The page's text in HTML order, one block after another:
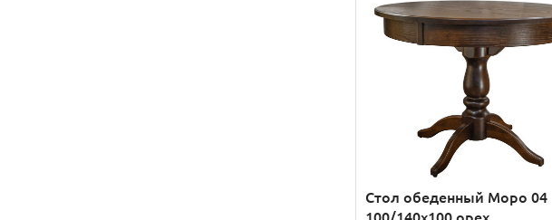
Стол обеденный Моро 04